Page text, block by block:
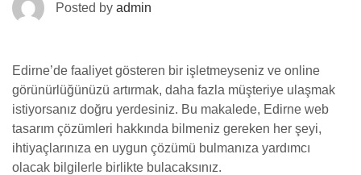
Posted by admin
Edirne’de faaliyet gösteren bir işletmeyseniz ve online
görünürlüğünüzü artırmak, daha fazla müşteriye ulaşmak
istiyorsanız doğru yerdesiniz. Bu makalede, Edirne web
tasarım çözümleri hakkında bilmeniz gereken her şeyi,
ihtiyaçlarınıza en uygun çözümü bulmanıza yardımcı
olacak bilgilerle birlikte bulacaksınız.